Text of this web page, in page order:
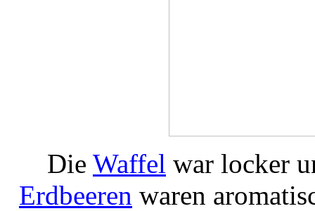
Die Waffel war locker
Erdbeeren waren